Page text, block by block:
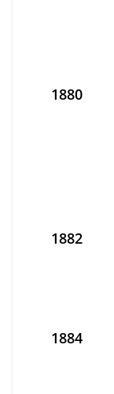
1880
1882
1884